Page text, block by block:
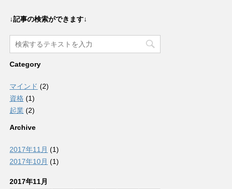
↓記事の検索ができます↓
Category
マインド (2)
資格 (1)
起業 (2)
Archive
2017年11月 (1)
2017年10月 (1)
2017年11月